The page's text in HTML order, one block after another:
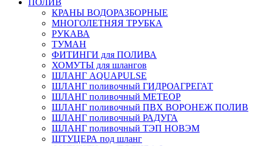
КРАНЫ ВОДОРАЗБОРНЫЕ
МНОГОЛЕТНЯЯ ТРУБКА
РУКАВА
ТУМАН
ФИТИНГИ для ПОЛИВА
ХОМУТЫ для шлангов
ШЛАНГ AQUAPULSE
ШЛАНГ поливочный ГИДРОАГРЕГАТ
ШЛАНГ поливочный МЕТЕОР
ШЛАНГ поливочный ПВХ ВОРОНЕЖ ПОЛИВ
ШЛАНГ поливочный РАДУГА
ШЛАНГ поливочный ТЭП НОВЭМ
ШТУЦЕРА под шланг